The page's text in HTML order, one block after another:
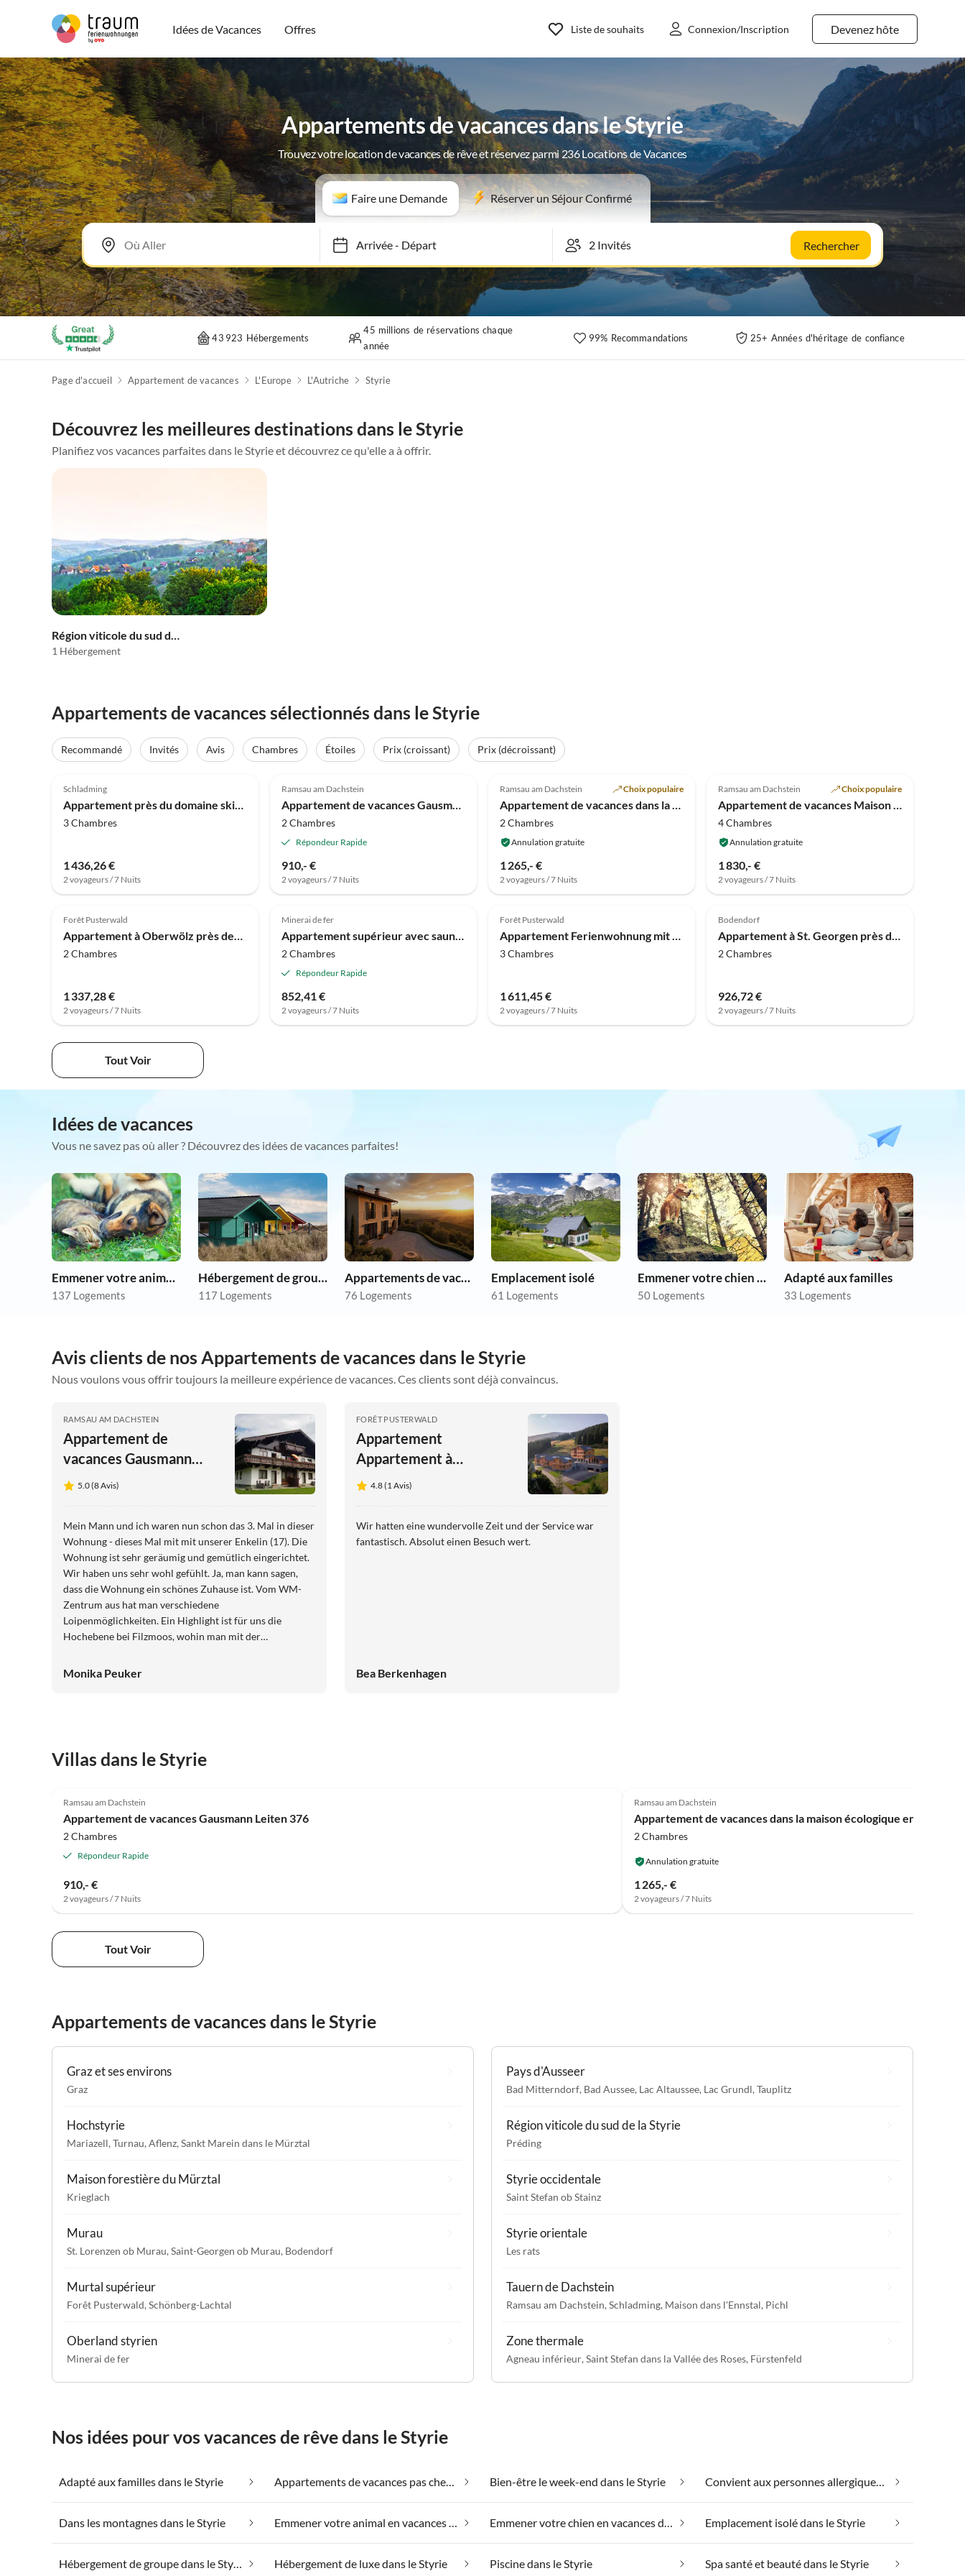
Idées de Vacances Offres Devenez hôte
Liste de souhaits Connexion/Inscription
Appartements de vacances dans le Styrie
Trouvez votre location de vacances de rêve et réservez parmi 236 Locations de Vacances
Faire une Demande Réserver un Séjour Confirmé
Arrivée-Départ Rechercher
43 923 Hébergements
45 millions de réservations chaque
année
99% Recommandations 25+ Années d'héritage de confiance
Page d'accueil Appartement de vacances L'Europe L'Autriche Styrie
Découvrez les meilleures destinations dans le Styrie
Planifiez vos vacances parfaites dans le Styrie et découvrez ce qu'elle a à offrir.
Région viticole du sud de la Styrie
1 Hébergement
Appartements de vacances sélectionnés dans le Styrie
Recommandé Invités Avis Chambres Étoiles Prix (croissant)
Prix (décroissant)
Schladming
Appartement près du domaine skiable de Schladming
3 Chambres
1 436,26 €
2 voyageurs / 7 Nuits
Meilleure
Annonce
Ramsau am Dachstein
Appartement de vacances Gausmann Leiten 376
2 Chambres
Répondeur Rapide
910,- €
2 voyageurs / 7 Nuits
Ramsau am Dachstein Choix populaire
Appartement de vacances dans la maison écologique en bois "Heimat"
2 Chambres
Annulation gratuite
1 265,- €
2 voyageurs / 7 Nuits
Ramsau am Dachstein Choix populaire
Appartement de vacances Maison de Campagne Heimat
4 Chambres
Annulation gratuite
1 830,- €
2 voyageurs / 7 Nuits
4.8 (1)
Forêt Pusterwald
Appartement à Oberwölz près des pistes
2 Chambres
1 337,28 €
2 voyageurs / 7 Nuits
Minerai de fer
Appartement supérieur avec sauna infrarouge (sans dépôt)
2 Chambres
Répondeur Rapide
852,41 €
2 voyageurs / 7 Nuits
Forêt Pusterwald
Appartement Ferienwohnung mit 3 Schlafzimmern & Sauna
3 Chambres
1 611,45 €
2 voyageurs / 7 Nuits
Bodendorf
Appartement à St. Georgen près de Kreischbergbahn
2 Chambres
926,72 €
2 voyageurs / 7 Nuits
Tout Voir
Idées de vacances
Vous ne savez pas où aller ? Découvrez des idées de vacances parfaites!
Emmener votre animal en vacances
137 Logements
Hébergement de groupe
117 Logements
Appartements de vacances pas chers
76 Logements
Emplacement isolé
61 Logements
Emmener votre chien en vacances
50 Logements
Adapté aux familles
33 Logements
Avis clients de nos Appartements de vacances dans le Styrie
Nous voulons vous offrir toujours la meilleure expérience de vacances. Ces clients sont déjà convaincus.
RAMSAU AM DACHSTEIN
Appartement de
vacances Gausmann
Leiten 376
5.0 (8 Avis)
Mein Mann und ich waren nun schon das 3. Mal in dieser
Wohnung - dieses Mal mit mit unserer Enkelin (17). Die
Wohnung ist sehr geräumig und gemütlich eingerichtet.
Wir haben uns sehr wohl gefühlt. Ja, man kann sagen,
dass die Wohnung ein schönes Zuhause ist. Vom WM-
Zentrum aus hat man verschiedene
Loipenmöglichkeiten. Ein Highlight ist für uns die
Hochebene bei Filzmoos, wohin man mit der
zufrieden mit unserem Urlaub, wobei die gute Bleibe
Monika Peuker
FORÊT PUSTERWALD
Appartement
Appartement à
Oberwölz près des pistes
4.8 (1 Avis)
Wir hatten eine wundervolle Zeit und der Service war
fantastisch. Absolut einen Besuch wert.
Bea Berkenhagen
Villas dans le Styrie
Ramsau am Dachstein
Appartement de vacances Gausmann Leiten 376
2 Chambres
Répondeur Rapide
910,- €
2 voyageurs / 7 Nuits
Ramsau am Dachstein
Appartement de vacances dans la maison écologique en bois
2 Chambres
Annulation gratuite
1 265,- €
2 voyageurs / 7 Nuits
Tout Voir
Appartements de vacances dans le Styrie
Graz et ses environs
Graz
Hochstyrie
Mariazell, Turnau, Aflenz, Sankt Marein dans le Mürztal
Maison forestière du Mürztal
Krieglach
Murau
St. Lorenzen ob Murau, Saint-Georgen ob Murau, Bodendorf
Murtal supérieur
Forêt Pusterwald, Schönberg-Lachtal
Oberland styrien
Minerai de fer
Pays d'Ausseer
Bad Mitterndorf, Bad Aussee, Lac Altaussee, Lac Grundl, Tauplitz
Région viticole du sud de la Styrie
Préding
Styrie occidentale
Saint Stefan ob Stainz
Styrie orientale
Les rats
Tauern de Dachstein
Ramsau am Dachstein, Schladming, Maison dans l'Ennstal, Pichl
Zone thermale
Agneau inférieur, Saint Stefan dans la Vallée des Roses, Fürstenfeld
Nos idées pour vos vacances de rêve dans le Styrie
Adapté aux familles dans le Styrie Appartements de vacances pas chers dans le Styrie Bien-être le week-end dans le Styrie Convient aux personnes allergiques dans le Styrie
Dans les montagnes dans le Styrie Emmener votre animal en vacances dans le Styrie Emmener votre chien en vacances dans le Styrie Emplacement isolé dans le Styrie
Hébergement de groupe dans le Styrie Hébergement de luxe dans le Styrie Piscine dans le Styrie Spa santé et beauté dans le Styrie